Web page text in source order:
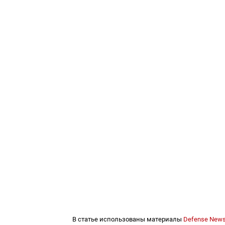
В статье использованы материалы Defense